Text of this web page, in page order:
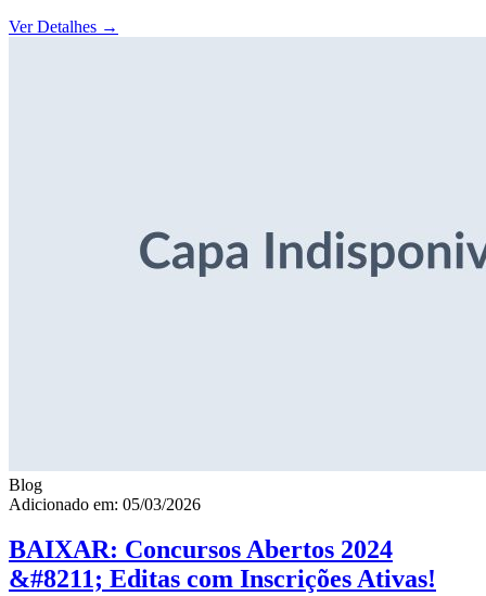
Ver Detalhes →
Blog
Adicionado em: 05/03/2026
BAIXAR: Concursos Abertos 2024
&#8211; Editas com Inscrições Ativas!